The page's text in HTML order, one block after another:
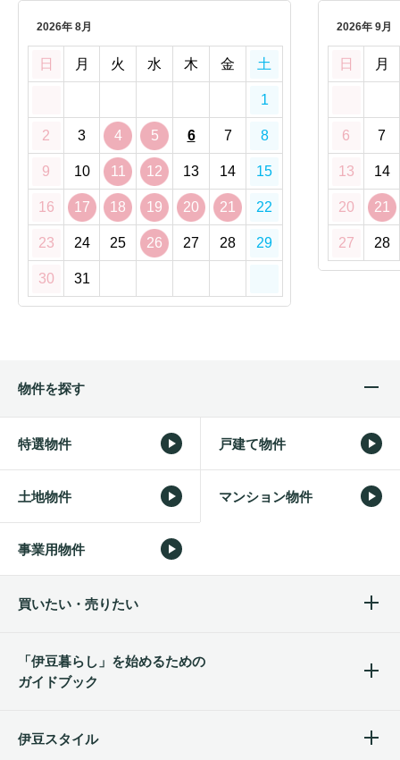
2026年 8月
日 月 火 水 木 金 土
1
2 3 4 5 6 7 8
9 10 11 12 13 14 15
16 17 18 19 20 21 22
23 24 25 26 27 28 29
30 31
2026年 9月
日 月
6 7
13 14
20 21
27 28
物件を探す
特選物件 戸建て物件
土地物件 マンション物件
事業用物件
買いたい・売りたい
「伊豆暮らし」を始めるための
ガイドブック
伊豆スタイル